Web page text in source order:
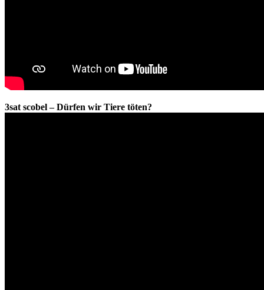
3sat scobel – Dürfen wir Tiere töten?